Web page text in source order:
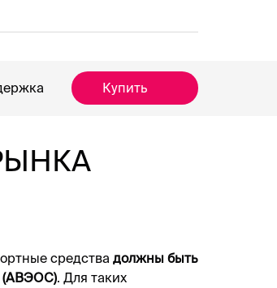
Купить
средства должны быть
(АВЭОС). Для таких